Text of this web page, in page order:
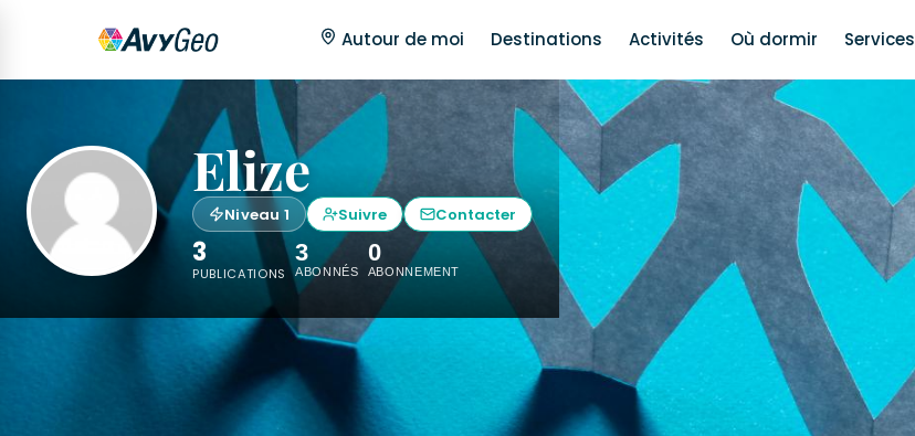
Autour de moi Destinations Activités Où dormir Services
Elize
Niveau 1 Suivre Contacter
3
PUBLICATIONS
3
ABONNÉS
0
ABONNEMENT